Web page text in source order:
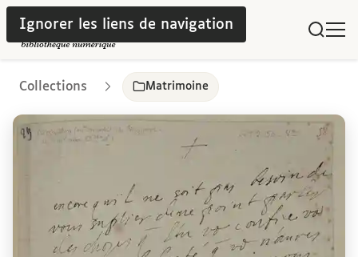
Ignorer les liens de navigation
Collections Matrimoine